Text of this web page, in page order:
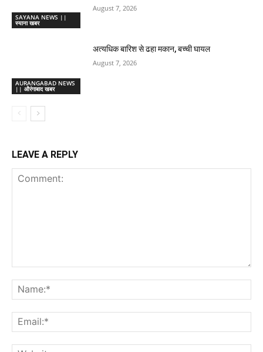
SAYANA NEWS ||
स्याना खबर
August 7, 2026
AURANGABAD NEWS
|| औरंगाबाद खबर
अत्यधिक बारिश से ढहा मकान, बच्ची घायल
August 7, 2026
LEAVE A REPLY